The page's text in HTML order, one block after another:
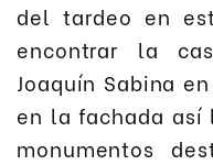
del tardeo en
encontrar la
Joaquín Sabina
en la fachada así
monumentos